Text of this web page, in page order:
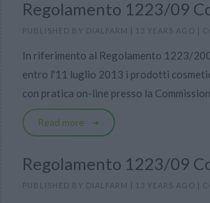
Regolamento 1223/09
PUBLISHED BY DIALFARM | 13 YEARS AGO |
In riferimento al Regolamento 1223/
entro l'11 luglio 2013 i prodotti
con pratica on-line presso la
Read more
Regolamento 1223/09
PUBLISHED BY DIALFARM | 13 YEARS AGO |